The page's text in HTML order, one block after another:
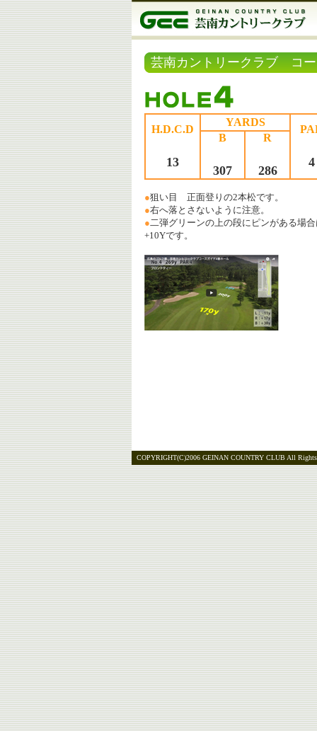
芸南カントリークラブ コ
H.D.C.D
13
YARDS
4
B
307
R
286
●狙い目 正面登りの2本松です。
●右へ落とさないように注意。
●二弾グリーンの上の段にピンがある場
+10Yです。
COPYRIGHT(C)2006 GEINAN COUNTRY CLUB All Rights